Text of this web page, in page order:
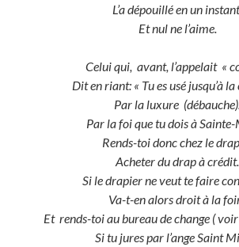
L’a dépouillé en un
Et nul ne l’aime.
Celui qui, avant, l’appelait «
Dit en riant: « Tu es usé jusqu’à
Par la luxure
Par la foi que tu dois à
Rends-toi donc chez le
Acheter du drap à crédit.
Si le drapier ne veut te faire
Va-t-en alors droit à la
Et rends-toi au bureau de change (
Si tu jures par l’ange Saint